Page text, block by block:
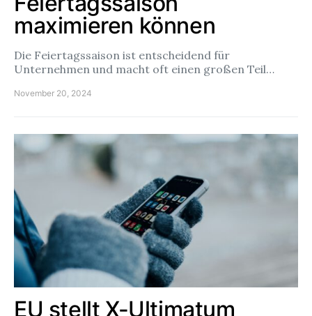
maximieren können
Die Feiertagssaison ist entscheidend für
Unternehmen und macht oft einen großen Teil…
November 20, 2024
EU stellt X-Ultimatum